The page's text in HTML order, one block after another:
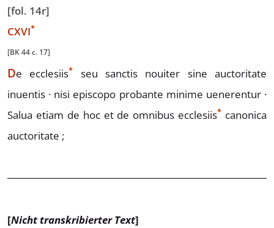
[fol. 14r]
CXVI*
[BK 44 c. 17]
De ecclesiis*
seu sanctis nouiter sine auctoritate
inuentis · nisi episcopo probante minime uenerentur ·
Salua etiam de hoc et de omnibus ecclesiis* canonica
auctoritate ;
[Nicht transkribierter Text]